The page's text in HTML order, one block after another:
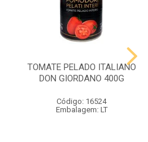
TOMATE PELADO ITALIANO
DON GIORDANO 400G
Código: 16524
Embalagem: LT